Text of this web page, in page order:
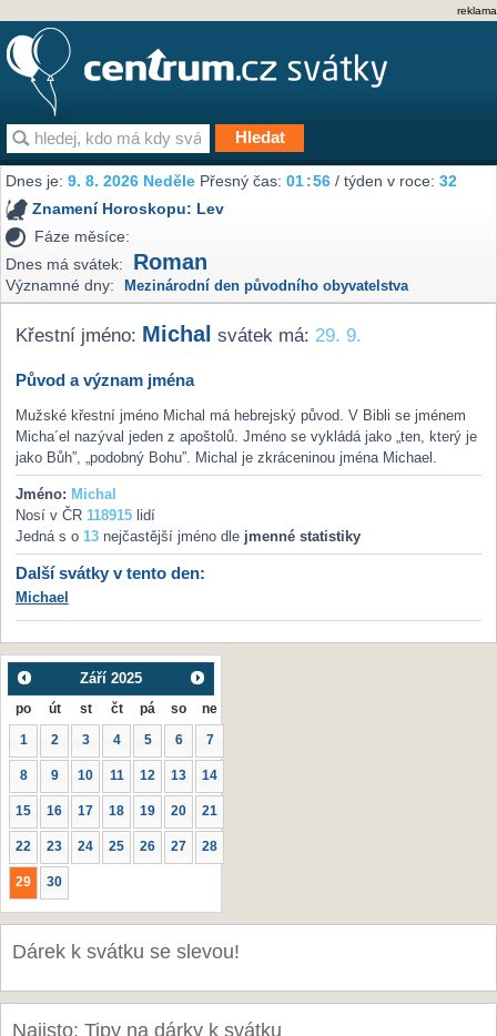
reklama
Dnes je:9. 8. 2026 Neděle Přesný čas:01:56 / týden v roce:32
Znamení Horoskopu: Lev
Fáze měsíce:
Dnes má svátek:
Roman
Významné dny: Mezinárodní den původního obyvatelstva
Křestní jméno: Michal svátek má: 29. 9.
Původ a význam jména
Mužské křestní jméno Michal má hebrejský původ. V Bibli se jménem
Micha´el nazýval jeden z apoštolů. Jméno se vykládá jako „ten, který je
jako Bůh”, „podobný Bohu”. Michal je zkráceninou jména Michael.
Jméno: Michal
Nosí v ČR 118915lidí
Jedná s o 13nejčastější jméno dle jmenné statistiky
Další svátky v tento den:
Michael
Září 2025
po út st čt pá so ne
1 2 3 4 5 6 7
8 9 10 11 12 13 14
15 16 17 18 19 20 21
22 23 24 25 26 27 28
29 30
Dárek k svátku se slevou!
Najisto: Tipy na dárky k svátku